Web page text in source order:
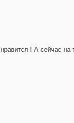
! А сейчас на